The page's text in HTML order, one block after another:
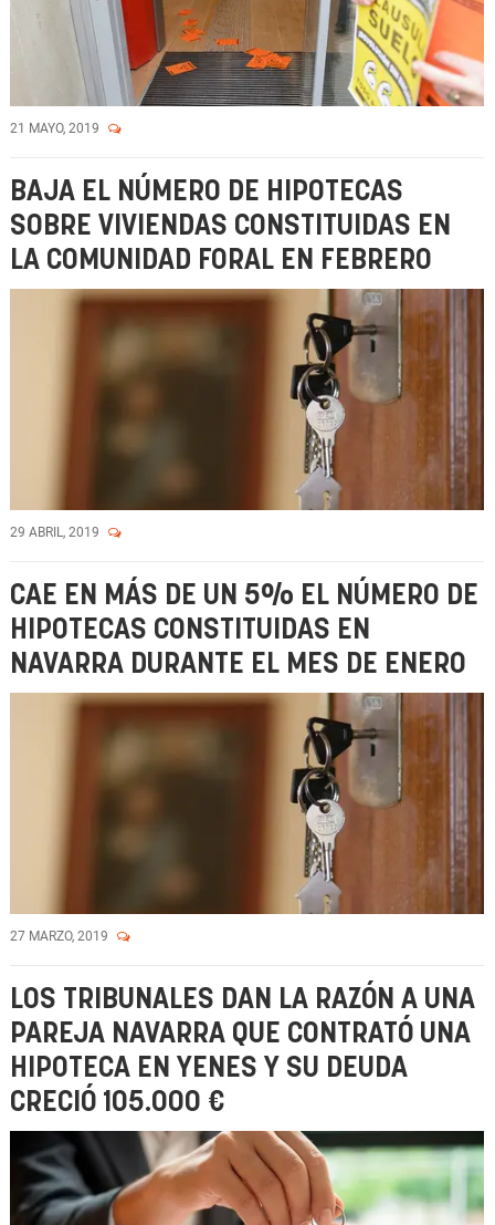
21 MAYO, 2019
BAJA EL NÚMERO DE HIPOTECAS
SOBRE VIVIENDAS CONSTITUIDAS EN
LA COMUNIDAD FORAL EN FEBRERO
29 ABRIL, 2019
CAE EN MÁS DE UN 5% EL NÚMERO DE
HIPOTECAS CONSTITUIDAS EN
NAVARRA DURANTE EL MES DE ENERO
27 MARZO, 2019
LOS TRIBUNALES DAN LA RAZÓN A UNA
PAREJA NAVARRA QUE CONTRATÓ UNA
HIPOTECA EN YENES Y SU DEUDA
CRECIÓ 105.000 €